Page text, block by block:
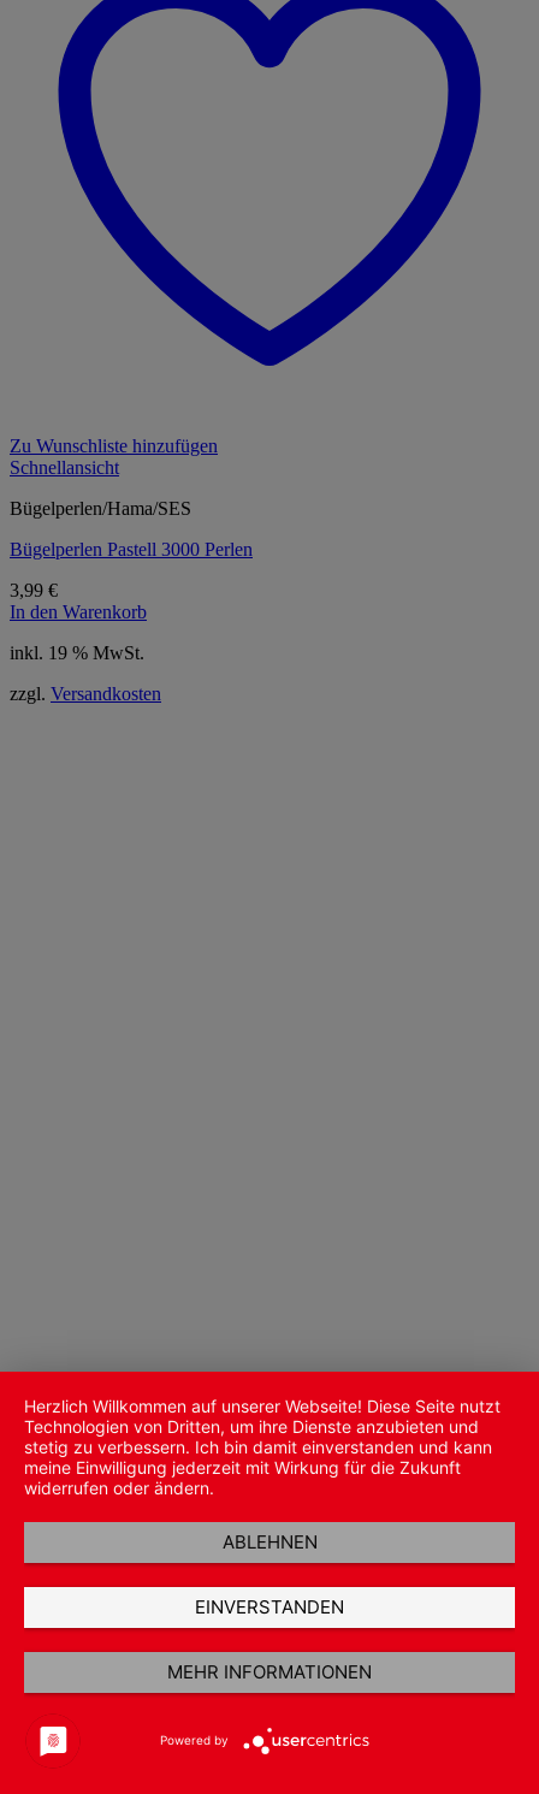
Zu Wunschliste hinzufügen
Schnellansicht
Bügelperlen/Hama/SES
Bügelperlen Pastell 3000 Perlen
3,99 €
In den Warenkorb
inkl. 19 % MwSt.
zzgl. Versandkosten
Herzlich Willkommen auf unserer Webseite! Diese Seite nutzt
Technologien von Dritten, um ihre Dienste anzubieten und
stetig zu verbessern. Ich bin damit einverstanden und kann
meine Einwilligung jederzeit mit Wirkung für die Zukunft
widerrufen oder ändern.
ABLEHNEN
EINVERSTANDEN
MEHR INFORMATIONEN
Powered by